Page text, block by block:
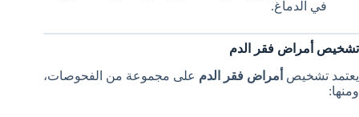
في الدماغ.
تشخيص أمراض فقر الدم
يعتمد تشخيص أمراض فقر الدم على مجموعة من الفحوصات،
ومنها: